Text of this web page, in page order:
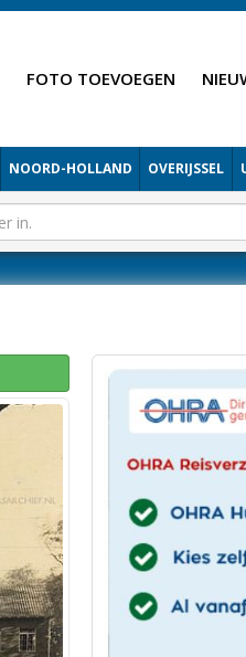
FOTO TOEVOEGEN
NOORD-HOLLAND OVERIJSSEL